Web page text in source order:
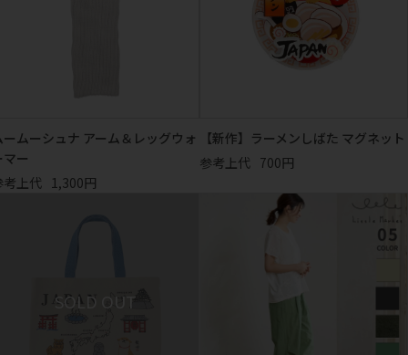
ームーシュナ アーム＆レッグウォ
マー
考上代 1,300円
【新作】ラーメンしばた マグネット
参考上代 700円